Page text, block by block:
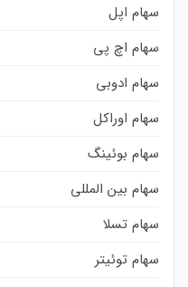
سهام اپل
سهام اچ پی
سهام ادوبی
سهام اوراکل
سهام بوئینگ
سهام بین المللی
سهام تسلا
سهام توئیتر